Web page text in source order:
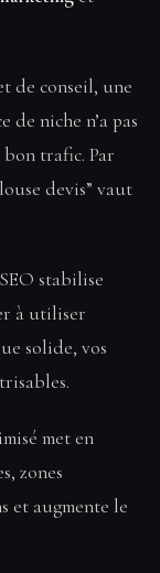
de conseil, une
de niche n’a pas
trafic. Par
devis” vaut
stabilise
à utiliser
solide, vos
met en
zones
et augmente le